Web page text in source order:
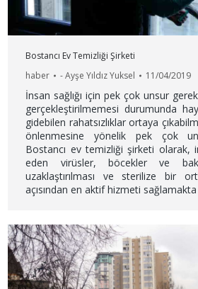
Bostancı Ev Temizliği Şirketi
haber
-Ayşe Yıldız Yuksel 11/04/2019
İnsan sağlığı için pek çok unsur
gerçekleştirilmemesi durumunda
gidebilen rahatsızlıklar ortaya
önlenmesine yönelik pek çok
Bostancı ev temizliği şirketi olarak,
eden virüsler, böcekler ve
uzaklaştırılması ve sterilize bir
açısından en aktif hizmeti